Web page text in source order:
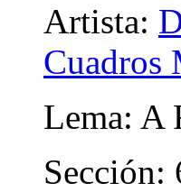
Artista:
Cuadros
Lema: A
Sección: